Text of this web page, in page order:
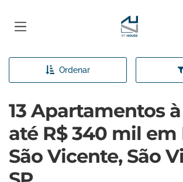
Página inicial
Ordenar
13 Apartamentos
até R$ 340 mil em
São Vicente, São